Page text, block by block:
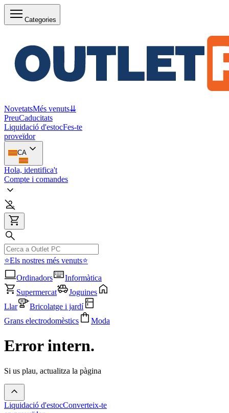
Categories
NovetatsMés venuts⇊
PreuCaducitats
Liquidació d'estocFes-te
proveïdor
CA
Hola, identifica't
Compte i comandes
⭐Els nostres més venuts⭐
Ordinadors
Informàtica
Supermercat
Joguines
Llar
Bricolatge i jardí
Grans electrodomèstics
Moda
Error intern.
Si us plau, actualitza la pàgina
Liquidació d'estocConverteix-te